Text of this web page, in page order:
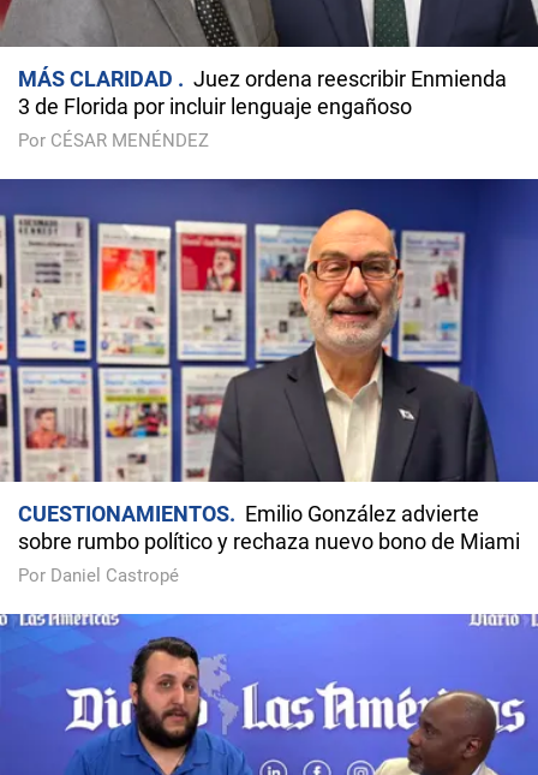
MÁS CLARIDAD
Juez ordena reescribir Enmienda
3 de Florida por incluir lenguaje engañoso
Por CÉSAR MENÉNDEZ
CUESTIONAMIENTOS
Emilio González advierte
sobre rumbo político y rechaza nuevo bono de Miami
Por Daniel Castropé